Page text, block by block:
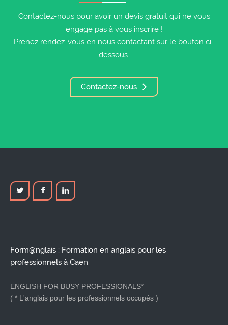
Contactez-nous pour avoir un devis gratuit qui ne vous
engage pas à vous inscrire !
Prenez rendez-vous en nous contactant sur le bouton ci-
dessous.
Contactez-nous
Form@nglais : Formation en anglais pour les
professionnels à Caen
ENGLISH FOR BUSY PROFESSIONALS*
( * L'anglais pour les professionnels occupés )